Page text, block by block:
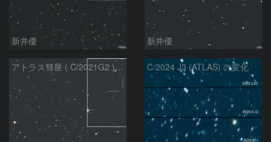
新井優 新井優
アトラス彗星 ( C/2021G2 )：2026/07/08 C/2024 J3 (ATLAS) の変化